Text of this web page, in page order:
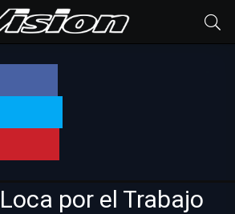
Loca por el Trabajo